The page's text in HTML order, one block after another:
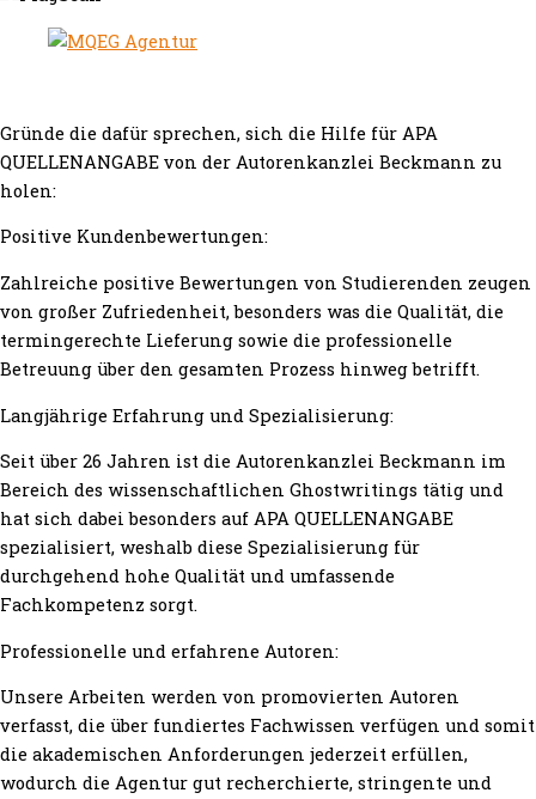
Gründe die dafür sprechen, sich die Hilfe für APA
QUELLENANGABE von der Autorenkanzlei Beckmann zu
holen:
Positive Kundenbewertungen:
Zahlreiche positive Bewertungen von Studierenden zeugen
von großer Zufriedenheit, besonders was die Qualität, die
termingerechte Lieferung sowie die professionelle
Betreuung über den gesamten Prozess hinweg betrifft.
Langjährige Erfahrung und Spezialisierung:
Seit über 26 Jahren ist die Autorenkanzlei Beckmann im
Bereich des wissenschaftlichen Ghostwritings tätig und
hat sich dabei besonders auf APA QUELLENANGABE
spezialisiert, weshalb diese Spezialisierung für
durchgehend hohe Qualität und umfassende
Fachkompetenz sorgt.
Professionelle und erfahrene Autoren:
Unsere Arbeiten werden von promovierten Autoren
verfasst, die über fundiertes Fachwissen verfügen und somit
die akademischen Anforderungen jederzeit erfüllen,
wodurch die Agentur gut recherchierte, stringente und